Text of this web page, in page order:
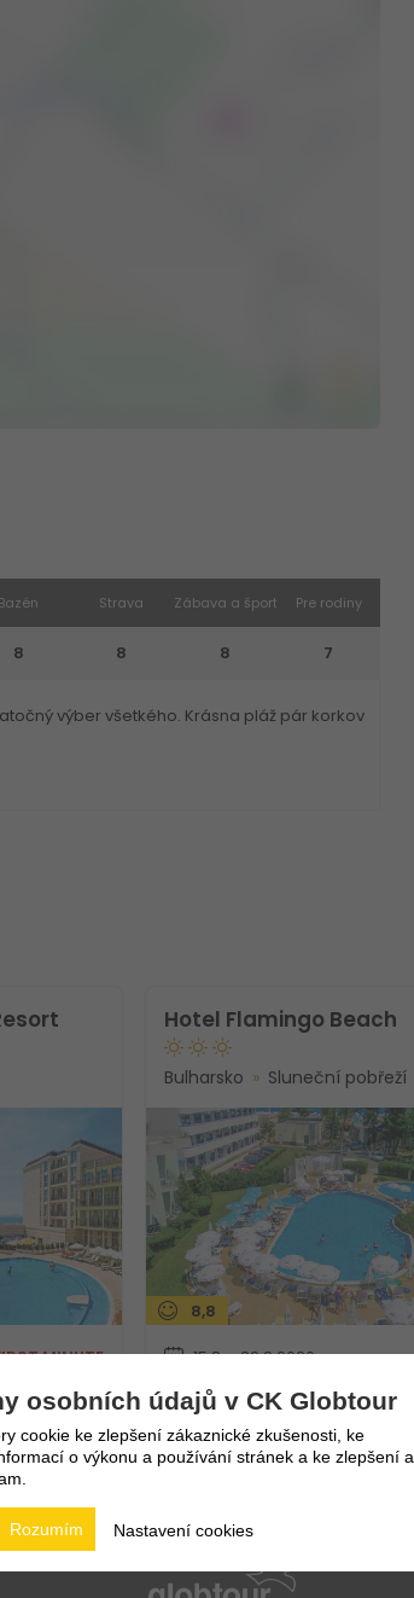
Bazén
8
Strava
8
Zábava a šport
8
Pre rodiny
7
výber všetkého. Krásna pláž pár korkov
MINUTE
23 560Kč
460Kč
Hotel Flamingo Beach
Bulharsko Sluneční pobřeží
8,8
15.8. - 22.8.2026
8 dní / 7 nocí
Polopenze
Praha
osobních údajů v CK Globtour
cookie ke zlepšení zákaznické zkušenosti, ke
o výkonu a používání stránek a ke zlepšení a
Nastavení cookies
Rozumím